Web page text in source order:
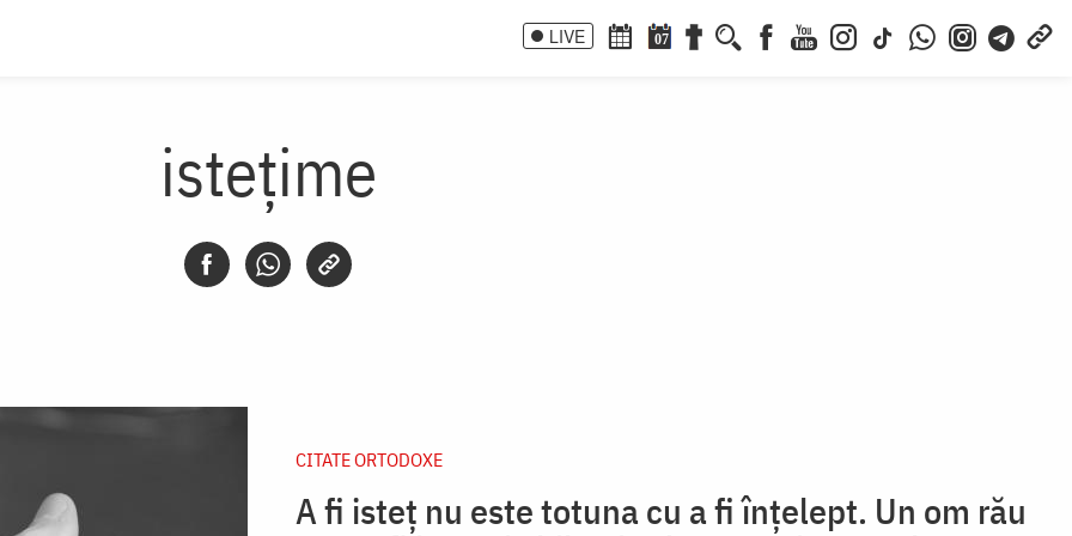
LIVE 07
istețime
CITATE ORTODOXE
A fi isteț nu este totuna cu a fi înțelept. Un om rău